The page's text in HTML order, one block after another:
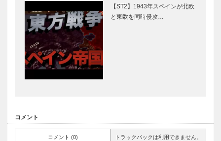
【ST2】1943年スペインが北欧
と東欧を同時侵攻…
コメント
コメント (0) トラックバックは利用できません。